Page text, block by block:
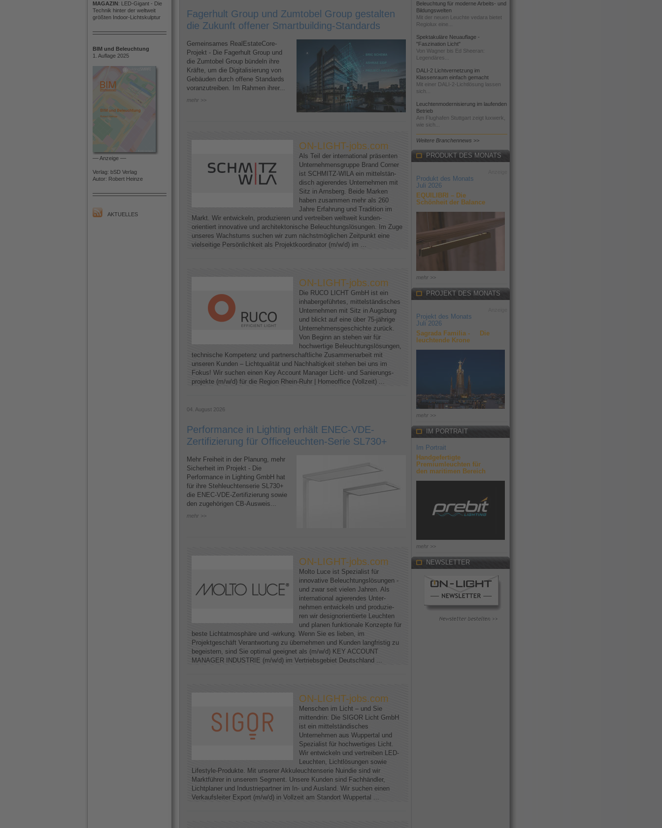
MAGAZIN: LED-Gigant - Die
Technik hinter der weltweit
größten Indoor-Lichtskulptur
BIM und Beleuchtung
1. Auflage 2025
–– Anzeige ––
Verlag: bSD Verlag
Autor: Robert Heinze
AKTUELLES
Fagerhult Group und Zumtobel Group gestalten
die Zukunft offener Smartbuilding-Standards
Gemeinsames RealEstateCore-
Projekt - Die Fagerhult Group und
die Zumtobel Group bündeln ihre
Kräfte, um die Digitalisierung von
Gebäuden durch offene Standards
voranzutreiben. Im Rahmen ihrer...
mehr >>
ON-LIGHT-jobs.com
Als Teil der international präsenten
Unternehmensgruppe Brand Corner
ist SCHMITZ-WILA ein mittelstän-
disch agierendes Unternehmen mit
Sitz in Arnsberg. Beide Marken
haben zusammen mehr als 260
Jahre Erfahrung und Tradition im
Markt. Wir entwickeln, produzieren und vertreiben weltweit kunden-
orientiert innovative und architektonische Beleuchtungslösungen. Im Zuge
unseres Wachstums suchen wir zum nächstmöglichen Zeitpunkt eine
vielseitige Persönlichkeit als Projektkoordinator (m/w/d) im ...
ON-LIGHT-jobs.com
Die RUCO LICHT GmbH ist ein
inhabergeführtes, mittelständisches
Unternehmen mit Sitz in Augsburg
und blickt auf eine über 75-jährige
Unternehmensgeschichte zurück.
Von Beginn an stehen wir für
hochwertige Beleuchtungslösungen,
technische Kompetenz und partnerschaftliche Zusammenarbeit mit
unseren Kunden – Lichtqualität und Nachhaltigkeit stehen bei uns im
Fokus! Wir suchen einen Key Account Manager Licht- und Sanierungs-
projekte (m/w/d) für die Region Rhein-Ruhr | Homeoffice (Vollzeit) ...
04. August 2026
Performance in Lighting erhält ENEC-VDE-
Zertifizierung für Officeleuchten-Serie SL730+
Mehr Freiheit in der Planung, mehr
Sicherheit im Projekt - Die
Performance in Lighting GmbH hat
für ihre Stehleuchtenserie SL730+
die ENEC-VDE-Zertifizierung sowie
den zugehörigen CB-Ausweis...
mehr >>
ON-LIGHT-jobs.com
Molto Luce ist Spezialist für
innovative Beleuchtungslösungen -
und zwar seit vielen Jahren. Als
international agierendes Unter-
nehmen entwickeln und produzie-
ren wir designorientierte Leuchten
und planen funktionale Konzepte für
beste Lichtatmosphäre und -wirkung. Wenn Sie es lieben, im
Projektgeschäft Verantwortung zu übernehmen und Kunden langfristig zu
begeistern, sind Sie optimal geeignet als (m/w/d) KEY ACCOUNT
MANAGER INDUSTRIE (m/w/d) im Vertriebsgebiet Deutschland ...
ON-LIGHT-jobs.com
Menschen im Licht – und Sie
mittendrin: Die SIGOR Licht GmbH
ist ein mittelständisches
Unternehmen aus Wuppertal und
Spezialist für hochwertiges Licht.
Wir entwickeln und vertreiben LED-
Leuchten, Lichtlösungen sowie
Lifestyle-Produkte. Mit unserer Akkuleuchtenserie Nuindie sind wir
Marktführer in unserem Segment. Unsere Kunden sind Fachhändler,
Lichtplaner und Industriepartner im In- und Ausland. Wir suchen einen
Verkaufsleiter Export (m/w/d) in Vollzeit am Standort Wuppertal ...
Beleuchtung für moderne Arbeits- und
Bildungswelten
Mit der neuen Leuchte vedara bietet
Regiolux eine...
Spektakuläre Neuauflage -
"Faszination Licht"
Von Wagner bis Ed Sheeran:
Legendäres...
DALI-2 Lichtvernetzung im
Klassenraum einfach gemacht
Mit einer DALI-2-Lichtlösung lassen
sich...
Leuchtenmodernisierung im laufenden
Betrieb
Am Flughafen Stuttgart zeigt luxwerk,
wie sich...
Weitere Branchennews >>
PRODUKT DES MONATS
Produkt des Monats
Juli 2026
EQUILIBRI – Die
Schönheit der Balance
mehr >>
PROJEKT DES MONATS
Projekt des Monats
Juli 2026
Sagrada Familia - Die
leuchtende Krone
mehr >>
IM PORTRAIT
Im Portrait
Handgefertigte
Premiumleuchten für
den maritimen Bereich
mehr >>
NEWSLETTER